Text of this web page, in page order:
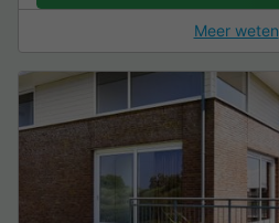
Meer weten